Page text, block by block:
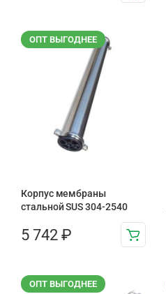
ОПТ ВЫГОДНЕЕ
Корпус мембраны
стальной SUS 304-2540
5 742 ₽
ОПТ ВЫГОДНЕЕ